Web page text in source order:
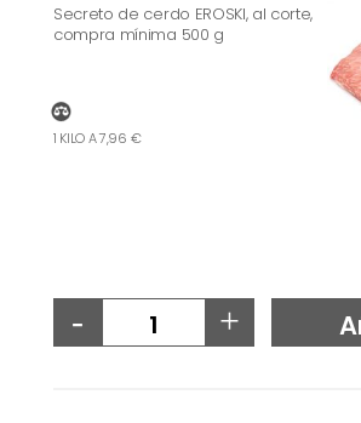
Secreto de cerdo EROSKI, al corte,
compra mínima 500 g
1 KILO A 7,96 €
- +